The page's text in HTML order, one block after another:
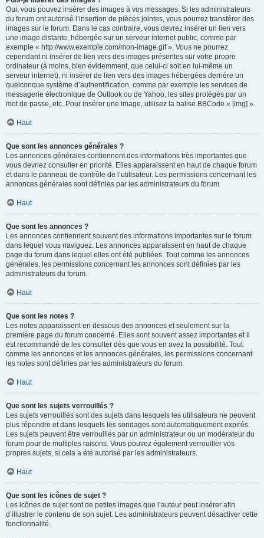
Oui, vous pouvez insérer des images à vos messages. Si les administrateurs
du forum ont autorisé l’insertion de pièces jointes, vous pourrez transférer des
images sur le forum. Dans le cas contraire, vous devrez insérer un lien vers
une image distante, hébergée sur un serveur internet public, comme par
exemple « http://www.exemple.com/mon-image.gif ». Vous ne pourrez
cependant ni insérer de lien vers des images présentes sur votre propre
ordinateur (à moins, bien évidemment, que celui-ci soit en lui-même un
serveur internet), ni insérer de lien vers des images hébergées derrière un
quelconque système d’authentification, comme par exemple les services de
messagerie électronique de Outlook ou de Yahoo, les sites protégés par un
mot de passe, etc. Pour insérer une image, utilisez la balise BBCode « [img] ».
Haut
Que sont les annonces générales ?
Les annonces générales contiennent des informations très importantes que
vous devriez consulter en priorité. Elles apparaissent en haut de chaque forum
et dans le panneau de contrôle de l’utilisateur. Les permissions concernant les
annonces générales sont définies par les administrateurs du forum.
Haut
Que sont les annonces ?
Les annonces contiennent souvent des informations importantes sur le forum
dans lequel vous naviguez. Les annonces apparaissent en haut de chaque
page du forum dans lequel elles ont été publiées. Tout comme les annonces
générales, les permissions concernant les annonces sont définies par les
administrateurs du forum.
Haut
Que sont les notes ?
Les notes apparaissent en dessous des annonces et seulement sur la
première page du forum concerné. Elles sont souvent assez importantes et il
est recommandé de les consulter dès que vous en avez la possibilité. Tout
comme les annonces et les annonces générales, les permissions concernant
les notes sont définies par les administrateurs du forum.
Haut
Que sont les sujets verrouillés ?
Les sujets verrouillés sont des sujets dans lesquels les utilisateurs ne peuvent
plus répondre et dans lesquels les sondages sont automatiquement expirés.
Les sujets peuvent être verrouillés par un administrateur ou un modérateur du
forum pour de multiples raisons. Vous pouvez également verrouiller vos
propres sujets, si cela a été autorisé par les administrateurs.
Haut
Que sont les icônes de sujet ?
Les icônes de sujet sont de petites images que l’auteur peut insérer afin
d’illustrer le contenu de son sujet. Les administrateurs peuvent désactiver cette
fonctionnalité.